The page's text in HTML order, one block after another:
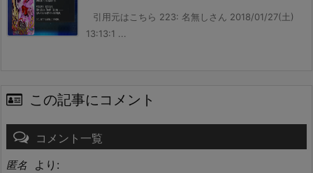
引用元はこちら 223: 名無しさん 2018/01/27(土)
13:13:1 ...
この記事にコメント
コメント一覧
匿名 より: